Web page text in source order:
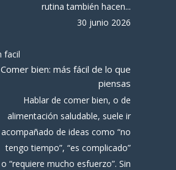
rutina también hacen...
30 junio 2026
Comer bien: más fácil de lo que
piensas
Hablar de comer bien, o de
alimentación saludable, suele ir
acompañado de ideas como “no
tengo tiempo”, “es complicado”
o “requiere mucho esfuerzo”. Sin